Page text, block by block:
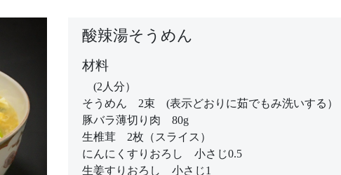
酸辣湯そうめん
材料
(2人分）
そうめん 2束 (表示どおりに茹でもみ洗いする）
豚バラ薄切り肉 80g
生椎茸 2枚（スライス）
にんにくすりおろし 小さじ0.5
生姜すりおろし 小さじ1